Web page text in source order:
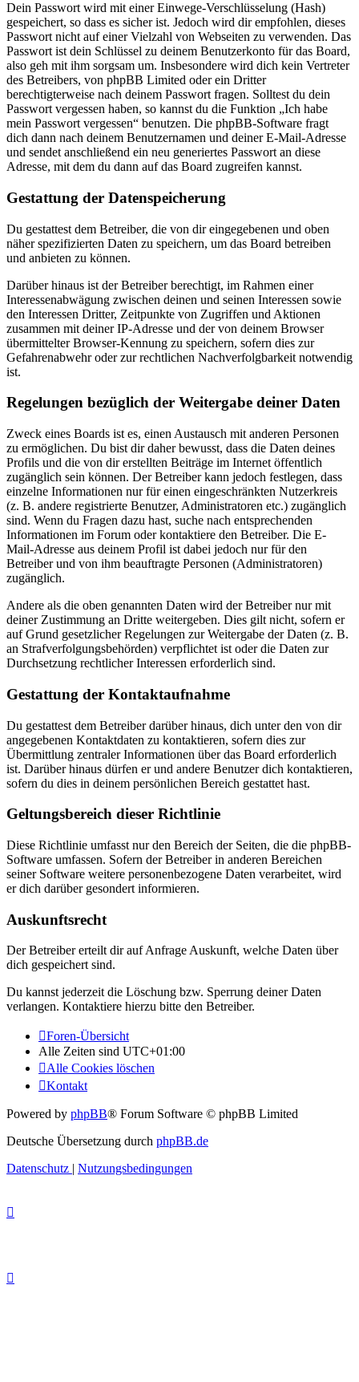
Dein Passwort wird mit einer Einwege-Verschlüsselung (Hash)
gespeichert, so dass es sicher ist. Jedoch wird dir empfohlen, dieses
Passwort nicht auf einer Vielzahl von Webseiten zu verwenden. Das
Passwort ist dein Schlüssel zu deinem Benutzerkonto für das Board,
also geh mit ihm sorgsam um. Insbesondere wird dich kein Vertreter
des Betreibers, von phpBB Limited oder ein Dritter
berechtigterweise nach deinem Passwort fragen. Solltest du dein
Passwort vergessen haben, so kannst du die Funktion „Ich habe
mein Passwort vergessen“ benutzen. Die phpBB-Software fragt
dich dann nach deinem Benutzernamen und deiner E-Mail-Adresse
und sendet anschließend ein neu generiertes Passwort an diese
Adresse, mit dem du dann auf das Board zugreifen kannst.
Gestattung der Datenspeicherung
Du gestattest dem Betreiber, die von dir eingegebenen und oben
näher spezifizierten Daten zu speichern, um das Board betreiben
und anbieten zu können.
Darüber hinaus ist der Betreiber berechtigt, im Rahmen einer
Interessenabwägung zwischen deinen und seinen Interessen sowie
den Interessen Dritter, Zeitpunkte von Zugriffen und Aktionen
zusammen mit deiner IP-Adresse und der von deinem Browser
übermittelter Browser-Kennung zu speichern, sofern dies zur
Gefahrenabwehr oder zur rechtlichen Nachverfolgbarkeit notwendig
ist.
Regelungen bezüglich der Weitergabe deiner Daten
Zweck eines Boards ist es, einen Austausch mit anderen Personen
zu ermöglichen. Du bist dir daher bewusst, dass die Daten deines
Profils und die von dir erstellten Beiträge im Internet öffentlich
zugänglich sein können. Der Betreiber kann jedoch festlegen, dass
einzelne Informationen nur für einen eingeschränkten Nutzerkreis
(z. B. andere registrierte Benutzer, Administratoren etc.) zugänglich
sind. Wenn du Fragen dazu hast, suche nach entsprechenden
Informationen im Forum oder kontaktiere den Betreiber. Die E-
Mail-Adresse aus deinem Profil ist dabei jedoch nur für den
Betreiber und von ihm beauftragte Personen (Administratoren)
zugänglich.
Andere als die oben genannten Daten wird der Betreiber nur mit
deiner Zustimmung an Dritte weitergeben. Dies gilt nicht, sofern er
auf Grund gesetzlicher Regelungen zur Weitergabe der Daten (z. B.
an Strafverfolgungsbehörden) verpflichtet ist oder die Daten zur
Durchsetzung rechtlicher Interessen erforderlich sind.
Gestattung der Kontaktaufnahme
Du gestattest dem Betreiber darüber hinaus, dich unter den von dir
angegebenen Kontaktdaten zu kontaktieren, sofern dies zur
Übermittlung zentraler Informationen über das Board erforderlich
ist. Darüber hinaus dürfen er und andere Benutzer dich kontaktieren,
sofern du dies in deinem persönlichen Bereich gestattet hast.
Geltungsbereich dieser Richtlinie
Diese Richtlinie umfasst nur den Bereich der Seiten, die die phpBB-
Software umfassen. Sofern der Betreiber in anderen Bereichen
seiner Software weitere personenbezogene Daten verarbeitet, wird
er dich darüber gesondert informieren.
Auskunftsrecht
Der Betreiber erteilt dir auf Anfrage Auskunft, welche Daten über
dich gespeichert sind.
Du kannst jederzeit die Löschung bzw. Sperrung deiner Daten
verlangen. Kontaktiere hierzu bitte den Betreiber.
Foren-Übersicht
Alle Zeiten sind UTC+01:00
Alle Cookies löschen
Kontakt
Powered by phpBB® Forum Software © phpBB Limited
Deutsche Übersetzung durch phpBB.de
Datenschutz | Nutzungsbedingungen